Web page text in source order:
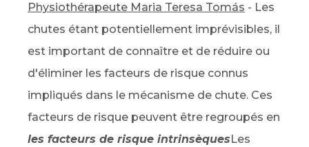
Physiothérapeute Maria Teresa Tomás - Les
chutes étant potentiellement imprévisibles, il
est important de connaître et de réduire ou
d'éliminer les facteurs de risque connus
impliqués dans le mécanisme de chute. Ces
facteurs de risque peuvent être regroupés en
les facteurs de risque intrinsèquesLes